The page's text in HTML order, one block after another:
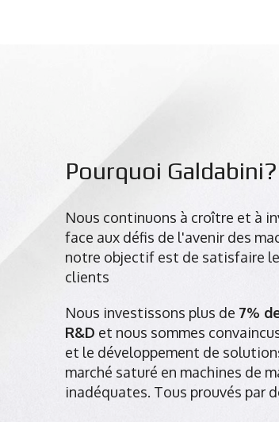
Pourquoi Galdabini?
Nous continuons à croître et à
face aux défis de l'avenir des
notre objectif est de satisfaire
clients
Nous investissons plus de 7%
R&D et nous sommes
et le développement de
marché saturé en machines de
inadéquates. Tous prouvés par